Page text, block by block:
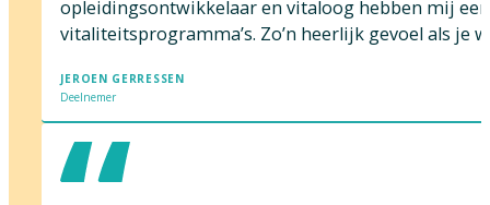
opleidingsontwikkelaar en vitaloog hebben mij
vitaliteitsprogramma’s. Zo’n heerlijk gevoel als je
JEROEN GERRESSEN
Deelnemer